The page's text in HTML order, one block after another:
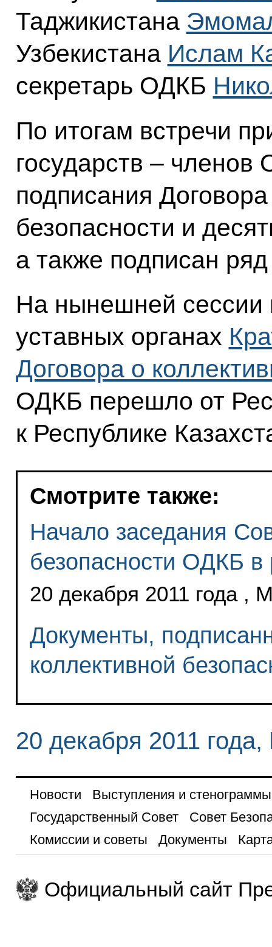
Таджикистана
Узбекистана Ислам
секретарь ОДКБ
По итогам встречи
государств –
подписания
безопасности и
а также подписан
На нынешней сессии
уставных органах
Договора о
ОДКБ перешло от
к Республике
Смотрите также:
Начало заседания
безопасности ОДКБ
20 декабря 2011 года ,
Документы,
коллективной
20 декабря 2011
Новости
Выступления и стенограммы
Государственный Совет
Совет
Комиссии и советы
Документы
Официальный сайт